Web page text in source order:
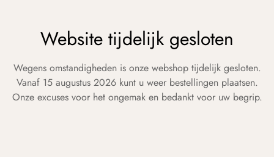
Website tijdelijk gesloten
Wegens omstandigheden is onze webshop tijdelijk gesloten.
Vanaf 15 augustus 2026 kunt u weer bestellingen plaatsen.
Onze excuses voor het ongemak en bedankt voor uw begrip.